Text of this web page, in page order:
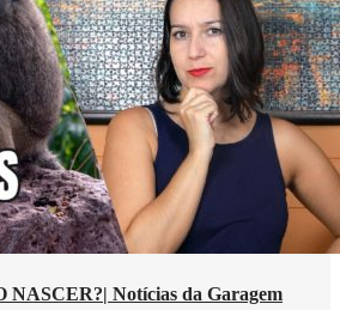
Notícias da Garagem